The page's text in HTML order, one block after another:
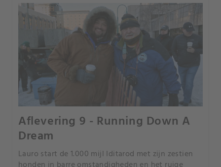
Aflevering 9 - Running Down A
Dream
Lauro start de 1.000 mijl Iditarod met zijn zestien